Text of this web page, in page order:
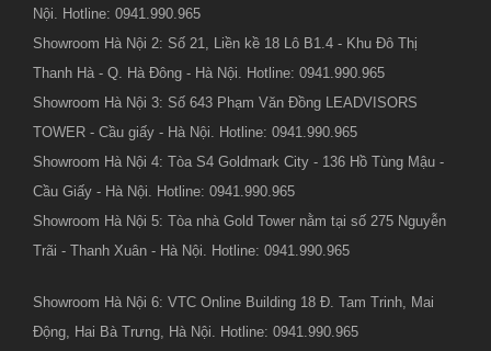
Nội. Hotline: 0941.990.965
Showroom Hà Nội 2: Số 21, Liền kề 18 Lô B1.4 - Khu Đô Thị
Thanh Hà - Q. Hà Đông - Hà Nội. Hotline: 0941.990.965
Showroom Hà Nội 3: Số 643 Phạm Văn Đồng LEADVISORS
TOWER - Cầu giấy - Hà Nội. Hotline: 0941.990.965
Showroom Hà Nội 4: Tòa S4 Goldmark City - 136 Hồ Tùng Mậu -
Cầu Giấy - Hà Nội. Hotline: 0941.990.965
Showroom Hà Nội 5: Tòa nhà Gold Tower nằm tại số 275 Nguyễn
Trãi - Thanh Xuân - Hà Nội. Hotline: 0941.990.965
Showroom Hà Nội 6: VTC Online Building 18 Đ. Tam Trinh, Mai
Động, Hai Bà Trưng, Hà Nội. Hotline: 0941.990.965